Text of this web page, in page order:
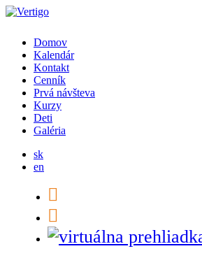
Domov
Kalendár
Kontakt
Cenník
Prvá návšteva
Kurzy
Deti
Galéria
sk
en